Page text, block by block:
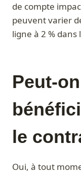
de compte
peuvent varier
ligne à 2 %
Peut-
le
Oui, à tout